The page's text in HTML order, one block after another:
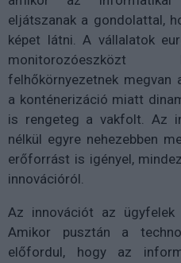
eljátszanak a gondolattal,
képet látni. A vállalatok
monitorozóeszközt
felhőkörnyezetnek megvan
a konténerizáció miatt
is rengeteg a vakfolt. Az
nélkül egyre nehezebben
erőforrást is igényel,
innovációról.
Az innovációt az
Amikor pusztán a
előfordul, hogy az